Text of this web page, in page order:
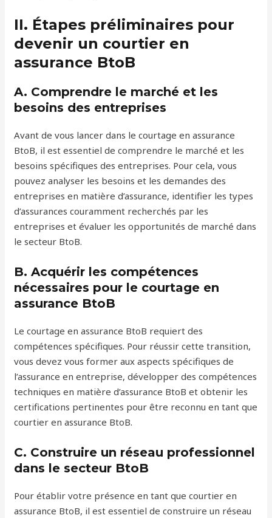
II. Étapes préliminaires pour
devenir un courtier en
assurance BtoB
A. Comprendre le marché et les
besoins des entreprises
Avant de vous lancer dans le courtage en assurance
BtoB, il est essentiel de comprendre le marché et les
besoins spécifiques des entreprises. Pour cela, vous
pouvez analyser les besoins et les demandes des
entreprises en matière d’assurance, identifier les types
d’assurances couramment recherchés par les
entreprises et évaluer les opportunités de marché dans
le secteur BtoB.
B. Acquérir les compétences
nécessaires pour le courtage en
assurance BtoB
Le courtage en assurance BtoB requiert des
compétences spécifiques. Pour réussir cette transition,
vous devez vous former aux aspects spécifiques de
l’assurance en entreprise, développer des compétences
techniques en matière d’assurance BtoB et obtenir les
certifications pertinentes pour être reconnu en tant que
courtier en assurance BtoB.
C. Construire un réseau professionnel
dans le secteur BtoB
Pour établir votre présence en tant que courtier en
assurance BtoB, il est essentiel de construire un réseau